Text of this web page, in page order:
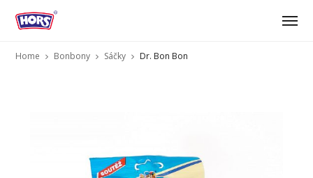
Home Bonbony Sáčky Dr. Bon Bon